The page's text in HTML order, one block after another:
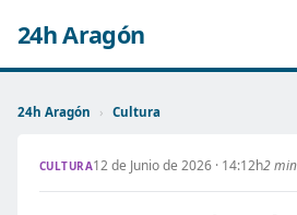
24h Aragón
24h Aragón › Cultura
CULTURA12 de Junio de 2026 · 14:12h2